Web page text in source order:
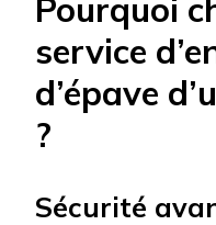
Pourquoi
service
d’épave
?
Sécurité